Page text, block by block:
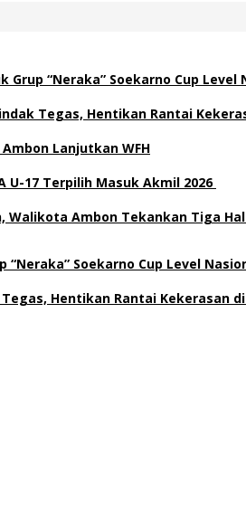
Grup “Neraka” Soekarno Cup Level
Tegas, Hentikan Rantai
Lanjutkan WFH
U-17 Terpilih Masuk Akmil 2026
Walikota Ambon Tekankan Tiga
“Neraka” Soekarno Cup Level
Hentikan Rantai Kekerasan